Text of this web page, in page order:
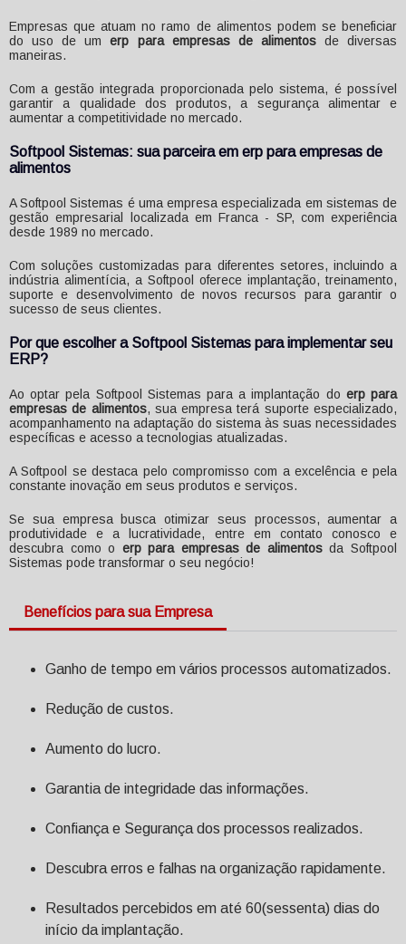
Empresas que atuam no ramo de alimentos podem se beneficiar
do uso de umerp para empresas de alimentosde diversas
maneiras.
Com a gestão integrada proporcionada pelo sistema, é possível
garantir a qualidade dos produtos, a segurança alimentar e
aumentar a competitividade no mercado.
Softpool Sistemas: sua parceira em erp para empresas de
alimentos
A Softpool Sistemas é uma empresa especializada em sistemas de
gestão empresarial localizada em Franca - SP, com experiência
desde 1989 no mercado.
Com soluções customizadas para diferentes setores, incluindo a
indústria alimentícia, a Softpool oferece implantação, treinamento,
suporte e desenvolvimento de novos recursos para garantir o
sucesso de seus clientes.
Por que escolher a Softpool Sistemas para implementar seu
ERP?
Ao optar pela Softpool Sistemas para a implantação do erp para
empresas de alimentos, sua empresa terá suporte especializado,
acompanhamento na adaptação do sistema às suas necessidades
específicas e acesso a tecnologias atualizadas.
A Softpool se destaca pelo compromisso com a excelência e pela
constante inovação em seus produtos e serviços.
Se sua empresa busca otimizar seus processos, aumentar a
produtividade e a lucratividade, entre em contato conosco e
descubra como o erp para empresas de alimentosda Softpool
Sistemas pode transformar o seu negócio!
Benefícios para sua Empresa
Ganho de tempo em vários processos automatizados.
Redução de custos.
Aumento do lucro.
Garantia de integridade das informações.
Confiança e Segurança dos processos realizados.
Descubra erros e falhas na organização rapidamente.
Resultados percebidos em até 60(sessenta) dias do
início da implantação.